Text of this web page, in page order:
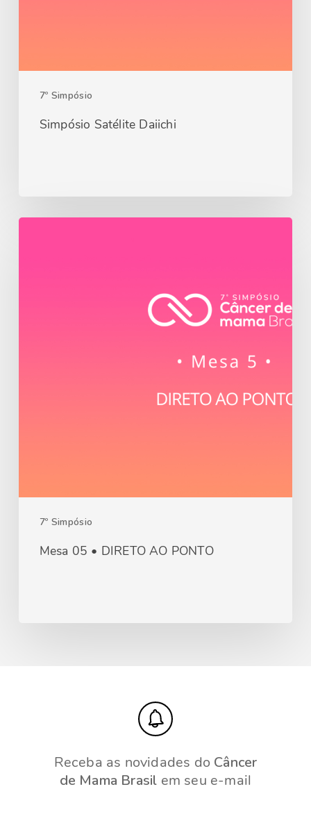
7º Simpósio
Simpósio Satélite Daiichi
7º Simpósio
Mesa 05 • DIRETO AO PONTO
Receba as novidades do Câncer
de Mama Brasil em seu e-mail